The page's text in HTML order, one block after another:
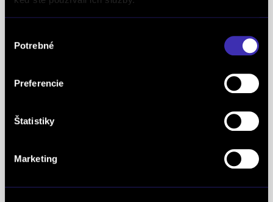
súhlasu
Potrebné
Preferencie
Štatistiky
Marketing
medzinárodne uznávanou známkou obchodnej
kvality a vyhodnocuje sa na základe rovnakej
analytickej metodiky pre všetky európske trhy.
Superbrands, už tretí rok po sebe. Medzi
2021, 2022 a aj 2023. Je najuznávanejšou
globálnou autoritou v oblasti hodnotenia a
oceňovania obchodných značiek a znakom
špeciálneho postavenia a uznania vynikajúcej